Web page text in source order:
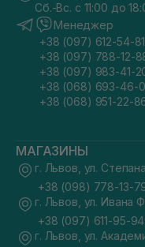
Сб.-Вс. с 11:00 до
Менеджер
+38 (097) 612-54-81
+38 (097) 788-12-
+38 (097) 983-41-
+38 (068) 693-46-
+38 (068) 951-22-
МАГАЗИНЫ
г. Львов, ул.
+38 (098) 778-13-
г. Львов, ул. Ивана
+38 (097) 611-95-94
г. Львов, ул.